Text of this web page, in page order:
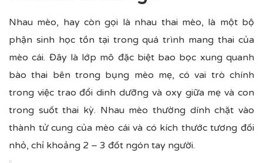
Nhau mèo, hay còn gọi là nhau thai mèo, là một bộ
phận sinh học tồn tại trong quá trình mang thai của
mèo cái. Đây là lớp mô đặc biệt bao bọc xung quanh
bào thai bên trong bụng mèo mẹ, có vai trò chính
trong việc trao đổi dinh dưỡng và oxy giữa mẹ và con
trong suốt thai kỳ. Nhau mèo thường dính chặt vào
thành tử cung của mèo cái và có kích thước tương đối
nhỏ, chỉ khoảng 2 – 3 đốt ngón tay người.